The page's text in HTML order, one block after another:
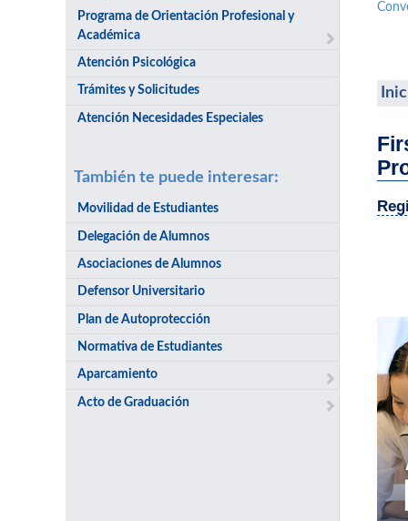
Programa de Orientación Profesional y
Académica
Atención Psicológica
Trámites y Solicitudes
Atención Necesidades Especiales
También te puede interesar:
Movilidad de Estudiantes
Delegación de Alumnos
Asociaciones de Alumnos
Defensor Universitario
Plan de Autoprotección
Normativa de Estudiantes
Aparcamiento
Acto de Graduación